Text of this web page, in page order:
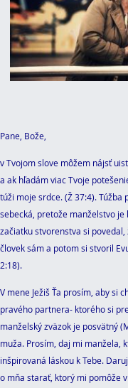
Pane, Bože,
v Tvojom slove môžem nájsť
a ak hľadám viac Tvoje
túži moje srdce. (Ž 37:4). Túžba
sebecká, pretože manželstvo je
začiatku stvorenstva si
človek sám a potom si stvoril
2:18).
V mene Ježiš Ťa prosím, aby si
pravého partnera- ktorého si
manželský zväzok je posvätný
muža. Prosím, daj mi manžela,
inšpirovaná láskou k Tebe.
o mňa starať, ktorý mi pomôže